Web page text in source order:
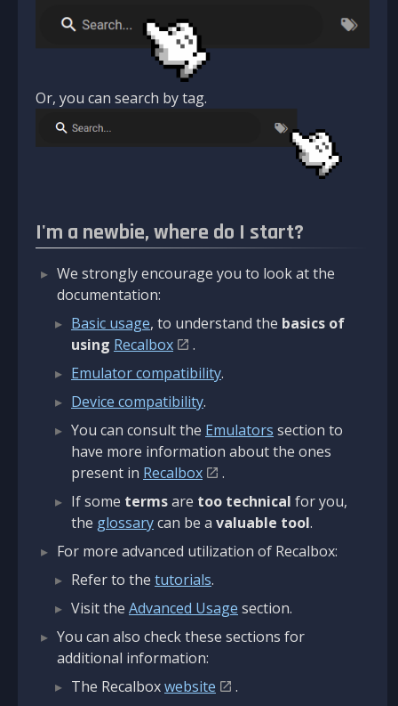
Or, you can search by tag.
I'm a newbie, where do I start?
We strongly encourage you to look at the
documentation:
Basic usage, to understand the basics of
using Recalbox
.
Emulator compatibility.
Device compatibility.
You can consult the Emulators section to
have more information about the ones
present in Recalbox
.
If some termsare too technical for you,
the glossarycan be a valuable tool.
For more advanced utilization of Recalbox:
Refer to the tutorials.
Visit the Advanced Usage section.
You can also check these sections for
additional information:
The Recalboxwebsite
.